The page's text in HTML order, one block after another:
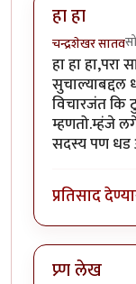
हा हा
चन्द्रशेखर सातव
हा हा हा,परा
सुचाल्याबद्दल
विचारजंत कि
म्हणतो.म्हंजे
सदस्य पण धड
प्रतिसाद
प्र्ण लेख